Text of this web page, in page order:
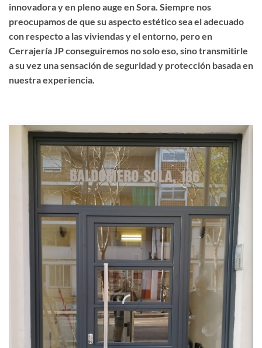
innovadora y en pleno auge en Sora. Siempre nos
preocupamos de que su aspecto estético sea el adecuado
con respecto a las viviendas y el entorno, pero en
Cerrajería JP conseguiremos no solo eso, sino transmitirle
a su vez una sensación de seguridad y protección basada en
nuestra experiencia.